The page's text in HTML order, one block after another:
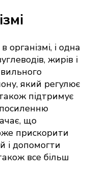
і одна
жирів і
який регулює
підтримує
що
прискорити
і допомогти
все більш